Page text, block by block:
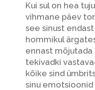
Kui sul on hea
vihmane päev
see sinust
hommikul
ennast mõjutada
tekivadki
kõike sind
sinu